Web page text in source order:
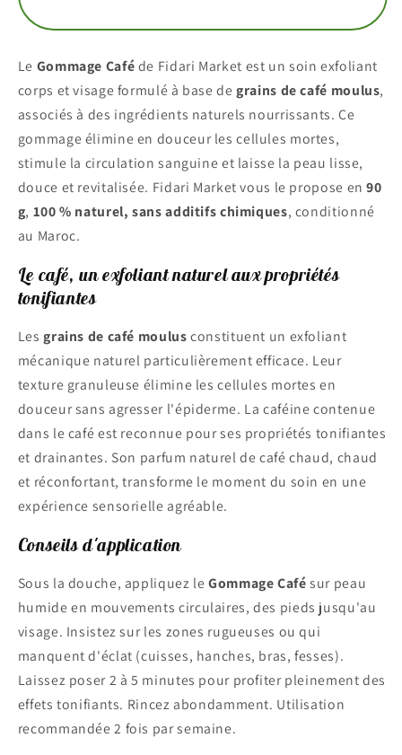
Le Gommage Caféde Fidari Market est un soin exfoliant
corps et visage formulé à base degrains de café moulus,
associés à des ingrédients naturels nourrissants. Ce
gommage élimine en douceur les cellules mortes,
stimule la circulation sanguine et laisse la peau lisse,
douce et revitalisée. Fidari Market vous le propose en90
g, 100 % naturel, sans additifs chimiques, conditionné
au Maroc.
Le café, un exfoliant naturel aux propriétés
tonifiantes
Lesgrains de café moulusconstituent un exfoliant
mécanique naturel particulièrement efficace. Leur
texture granuleuse élimine les cellules mortes en
douceur sans agresser l'épiderme. La caféine contenue
dans le café est reconnue pour ses propriétés tonifiantes
et drainantes. Son parfum naturel de café chaud, chaud
et réconfortant, transforme le moment du soin en une
expérience sensorielle agréable.
Conseils d'application
Sous la douche, appliquez leGommage Cafésur peau
humide en mouvements circulaires, des pieds jusqu'au
visage. Insistez sur les zones rugueuses ou qui
manquent d'éclat (cuisses, hanches, bras, fesses).
Laissez poser 2 à 5 minutes pour profiter pleinement des
effets tonifiants. Rincez abondamment. Utilisation
recommandée 2 fois par semaine.